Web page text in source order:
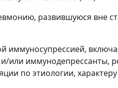
развившуюся вне
иммуносупрессией,
иммунодепрессанты,
по этиологии,